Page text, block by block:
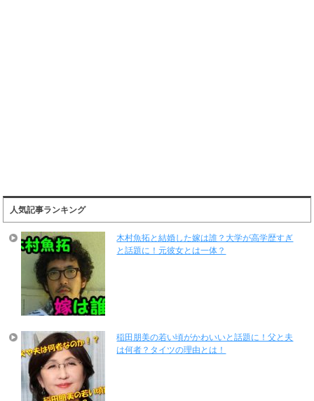
人気記事ランキング
木村魚拓と結婚した嫁は誰？大学が高学歴すぎ
と話題に！元彼女とは一体？
稲田朋美の若い頃がかわいいと話題に！父と夫
は何者？タイツの理由とは！